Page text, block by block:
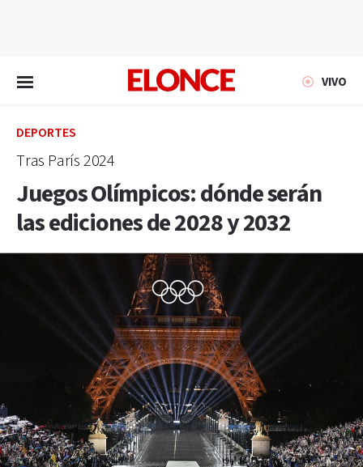
VIVO
DEPORTES
Tras París 2024
Juegos Olímpicos: dónde serán
las ediciones de 2028 y 2032